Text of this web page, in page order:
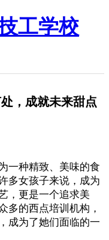
，成就未来甜点
一种精致、美味的食
多女孩子来说，成为
，更是一个追求美
多的西点培训机构，
成为了她们面临的一